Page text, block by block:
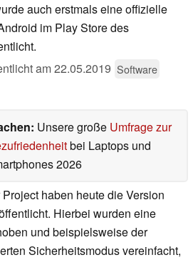
auch erstmals eine offizielle
im Play Store des
am22.05.2019 Software
Unsere große Umfrage zur
bei Laptops und
2026
haben heute die Version
Hierbei wurden eine
und beispielsweise der
Sicherheitsmodus vereinfacht,